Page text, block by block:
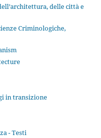
delle città e
Criminologiche,
in transizione
- Testi